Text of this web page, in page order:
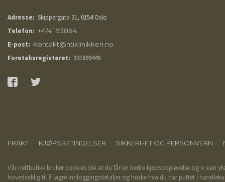
Adresse: Skippergata 31, 0154 Oslo
Telefon: +4741193884
E-post: Kontakt@htiklinikken.no
Foretaksregisteret: 931899449
FRAKT KJØPSBETINGELSER SIKKERHET OG PERSONVERN
Vår nettbutikk bruker cookies slik at du får en bedre kjøpsopplevelse og vi kan
hovedsaklig til å lagre innloggingsdetaljer og huske hva du har puttet i